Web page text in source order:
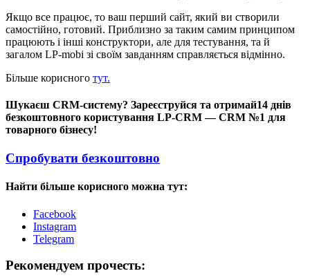
Якщо все працює, то ваш перший сайт, який ви створили
самостійно, готовий. Приблизно за таким самим принципом
працюють і інші конструктори, але для тестування, та й
загалом LP-mobi зі своїм завданням справляється відмінно.
Більше корисного тут.
Шукаєш CRM-систему? Зареєструйся та отримай14 днів
безкоштовного користування LP-CRM — CRM №1 для
товарного бізнесу!
Спробувати безкоштовно
Найти більше корисного можна тут:
Facebook
Instagram
Telegram
Рекомендуем прочесть: